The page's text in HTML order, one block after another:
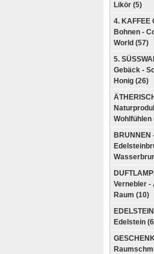
Likör (5)
4. KAFFEE
Bohnen -
World (57)
5.
Gebäck -
Honig (26)
Wohlfühlen
BRUNNEN
Vernebler -
Raum (10)
Edelstein